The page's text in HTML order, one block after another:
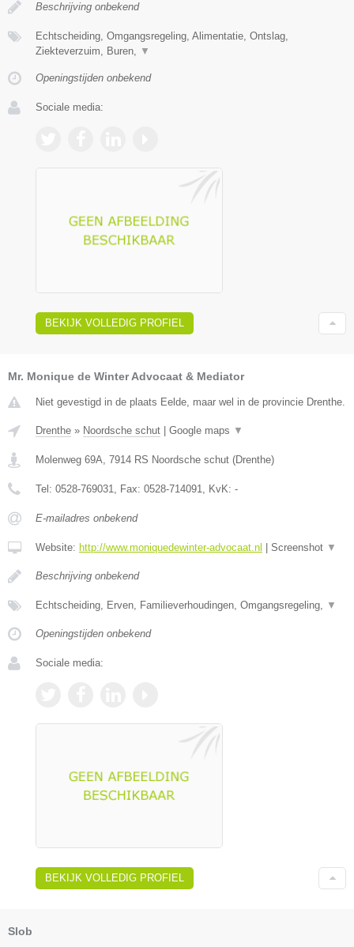
Beschrijving onbekend
Echtscheiding, Omgangsregeling, Alimentatie, Ontslag,
Ziekteverzuim, Buren, ▼
Openingstijden onbekend
Sociale media:
BEKIJK VOLLEDIG PROFIEL
Mr. Monique de Winter Advocaat & Mediator
Niet gevestigd in de plaats Eelde, maar wel in de provincie Drenthe.
Drenthe » Noordsche schut Google maps ▼
Molenweg 69A 7914 RS Noordsche schut (Drenthe)
Tel: 0528-769031 , Fax: 0528-714091 , KvK: -
E-mailadres onbekend
Website: http://www.moniquedewinter-advocaat.nl Screenshot ▼
Beschrijving onbekend
Echtscheiding, Erven, Familieverhoudingen, Omgangsregeling, ▼
Openingstijden onbekend
Sociale media:
BEKIJK VOLLEDIG PROFIEL
Slob